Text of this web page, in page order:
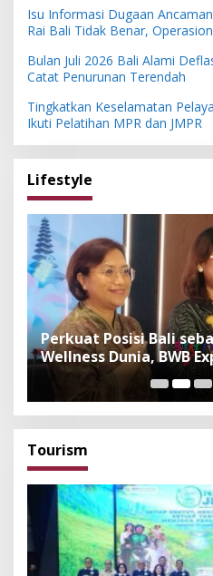
Isu Informasi Dugaan
Rai Bali Tidak Benar,
Bulan Juli 2026 Bali Alami
Catat Penurunan Terendah
Tingkatkan Keselamatan
Ikuti Pelatihan MPR dan JMPR
Lifestyle
Perkuat Posisi Bali
Wellness Dunia, BWB
Exhibitor Nasional dan
Tourism